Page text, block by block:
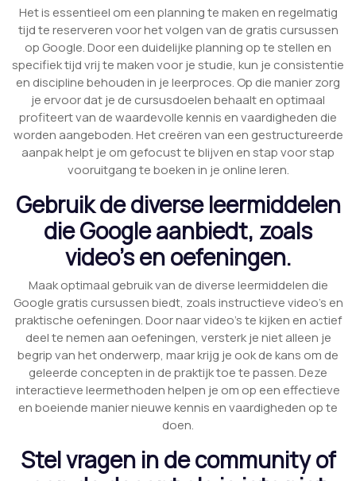
Het is essentieel om een planning te maken en regelmatig
tijd te reserveren voor het volgen van de gratis cursussen
op Google. Door een duidelijke planning op te stellen en
specifiek tijd vrij te maken voor je studie, kun je consistentie
en discipline behouden in je leerproces. Op die manier zorg
je ervoor dat je de cursusdoelen behaalt en optimaal
profiteert van de waardevolle kennis en vaardigheden die
worden aangeboden. Het creëren van een gestructureerde
aanpak helpt je om gefocust te blijven en stap voor stap
vooruitgang te boeken in je online leren.
Gebruik de diverse leermiddelen
die Google aanbiedt, zoals
video’s en oefeningen.
Maak optimaal gebruik van de diverse leermiddelen die
Google gratis cursussen biedt, zoals instructieve video’s en
praktische oefeningen. Door naar video’s te kijken en actief
deel te nemen aan oefeningen, versterk je niet alleen je
begrip van het onderwerp, maar krijg je ook de kans om de
geleerde concepten in de praktijk toe te passen. Deze
interactieve leermethoden helpen je om op een effectieve
en boeiende manier nieuwe kennis en vaardigheden op te
doen.
Stel vragen in de community of